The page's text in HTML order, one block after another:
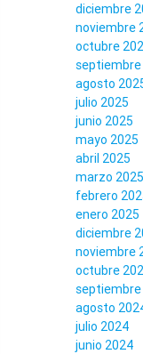
diciembre
noviembre
octubre
septiembre
agosto
julio 2025
junio 2025
mayo 2025
abril 2025
marzo 2025
febrero
enero 2025
diciembre
noviembre
octubre
septiembre
agosto
julio 2024
junio 2024